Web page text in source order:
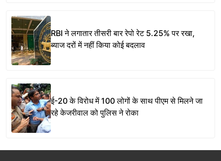
RBI ने लगातार तीसरी बार रेपो रेट 5.25% पर रखा,
ब्याज दरों में नहीं किया कोई बदलाव
ई-20 के विरोध में 100 लोगों के साथ पीएम से मिलने जा
रहे केजरीवाल को पुलिस ने रोका